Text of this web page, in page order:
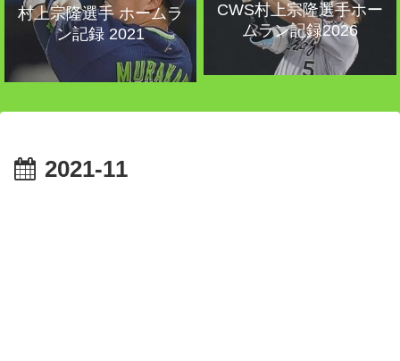
村上宗隆選手 ホームラ
ン記録 2021
CWS村上宗隆選手ホー
ムラン記録2026
2021-11